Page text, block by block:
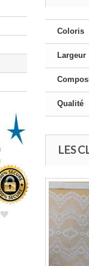
Coloris
Largeur
Qualité
LES